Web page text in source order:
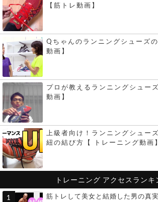
【筋トレ動画】
Qちゃんのランニングシューズ
動画】
プロが教えるランニングシュー
動画】
上級者向け！ランニングシュー
紐の結び方【 トレーニング動画】
トレーニング アクセスランキ
筋トレして美女と結婚した男の真